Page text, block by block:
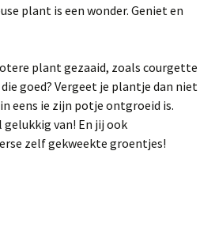
plant is een wonder. Geniet en
plant gezaaid, zoals courgette
goed? Vergeet je plantje dan niet
eens ie zijn potje ontgroeid is.
van! En jij ook
zelf gekweekte groentjes!